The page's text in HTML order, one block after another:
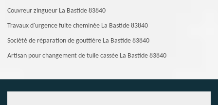
Couvreur zingueur La Bastide 83840
Travaux d'urgence fuite cheminée La Bastide 83840
Société de réparation de gouttière La Bastide 83840
Artisan pour changement de tuile cassée La Bastide 83840